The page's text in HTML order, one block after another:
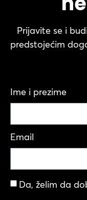
Prijavite se i
predstojećim
Ime i prezime
Email
Da, želim da